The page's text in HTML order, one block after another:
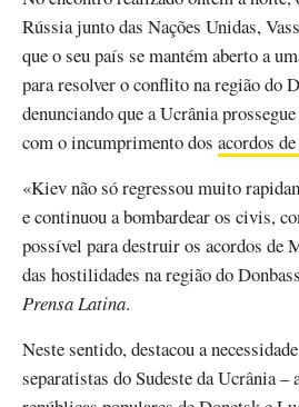
Rússia junto das Nações Unidas,
que o seu país se mantém aberto a
para resolver o conflito na região do
denunciando que a Ucrânia
com o incumprimento dos acordos
«Kiev não só regressou muito
e continuou a bombardear os civis,
possível para destruir os acordos de
das hostilidades na região do
Prensa Latina.
Neste sentido, destacou a
separatistas do Sudeste da Ucrânia –